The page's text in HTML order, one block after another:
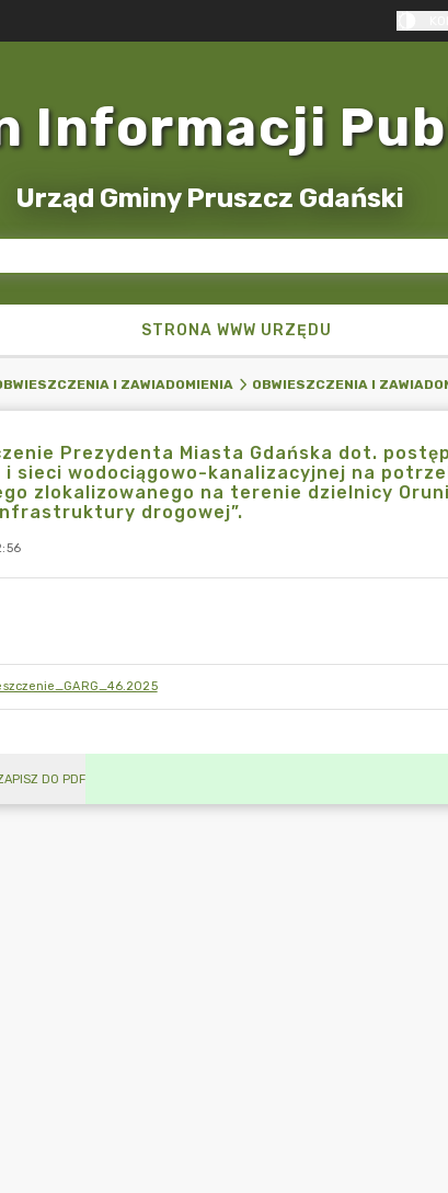
Informacji
Urząd Gminy Pruszcz Gdański
STRONA WWW URZĘDU
I ZAWIADOMIENIA OBWIESZCZENIA I
Prezydenta Miasta Gdańska dot.
i sieci wodociągowo-kanalizacyjnej na
zlokalizowanego na terenie dzielnicy
drogowej”.
DO PDF